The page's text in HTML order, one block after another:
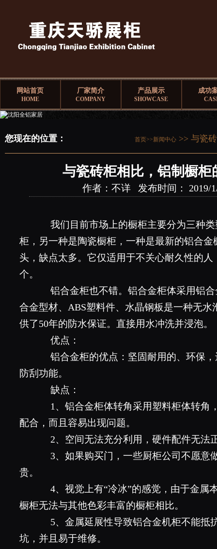
网站首页
HOME
厂家简介
COMPANY
产品展示
SHOWCASE
成功
您现在的位置： 首页>>新闻中心 >> 与瓷
与瓷砖柜相比，铝制橱柜
作者：不详 发布时间： 2019/
我们目前市场上的橱柜主要分为三种类
柜，另一种是陶瓷橱柜，一种是最新的铝合
头，缺点太多。它仅适用于不关心耐久性的
个。
铝合金柜也不错。铝合金柜体采用铝合
合金型材、ABS塑料件、水晶钢板是一种无
供了50年的防水保证。直接用水冲洗并浸泡。
优点：
铝合金柜的优点：坚固耐用的、环保，
防刮功能。
缺点：
1、铝合金柜体转角采用塑料柜体转角
配合，而且容易出现问题。
2、空间无法充分利用，硬件配件无法
3、如果购买门，一些厨柜公司不愿意
贵。
4、视觉上有“冷冰”的感觉，由于金属
橱柜无法与其他色彩丰富的橱柜相比。
5、金属延展性导致铝合金机柜不能抵
坑，并且易于维修。